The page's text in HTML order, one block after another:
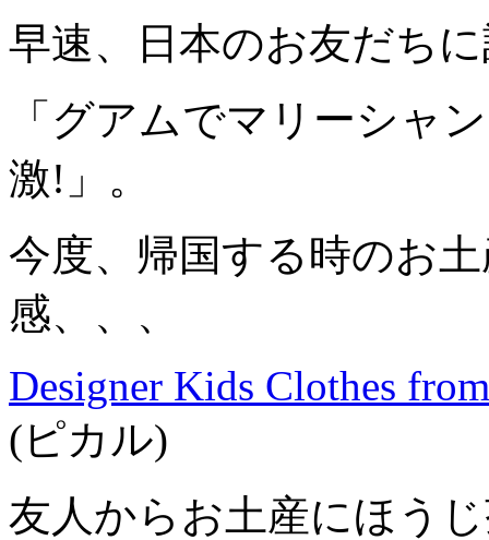
早速、日本のお友だち
「グアムでマリーシャ
激!」。
今度、帰国する時のお
感、、、
Designer Kids Clothes
(ピカル)
友人からお土産にほう